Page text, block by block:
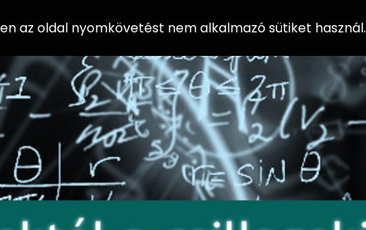
AZ
az oldal nyomkövetést nem alkalmazó sütiket használ.